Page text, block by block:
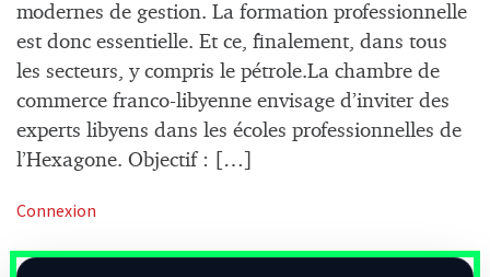
modernes de gestion. La formation professionnelle
est donc essentielle. Et ce, finalement, dans tous
les secteurs, y compris le pétrole.La chambre de
commerce franco-libyenne envisage d’inviter des
experts libyens dans les écoles professionnelles de
l’Hexagone. Objectif : […]
Connexion